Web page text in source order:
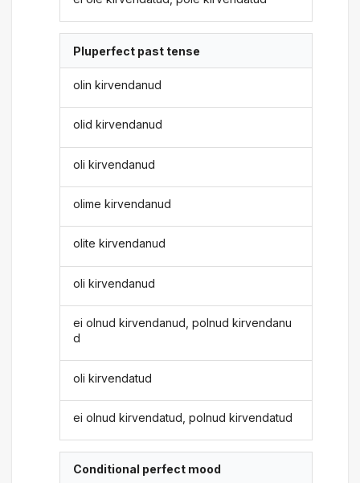
Pluperfect past tense
olin kirvendanud
olid kirvendanud
oli kirvendanud
olime kirvendanud
olite kirvendanud
oli kirvendanud
ei olnud kirvendanud, polnud kirvendanu
d
oli kirvendatud
ei olnud kirvendatud, polnud kirvendatud
Conditional perfect mood